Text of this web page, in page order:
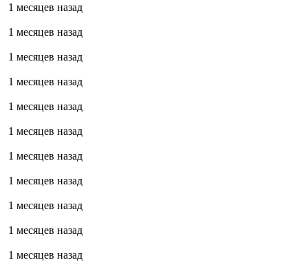
1 месяцев назад
1 месяцев назад
1 месяцев назад
1 месяцев назад
1 месяцев назад
1 месяцев назад
1 месяцев назад
1 месяцев назад
1 месяцев назад
1 месяцев назад
1 месяцев назад